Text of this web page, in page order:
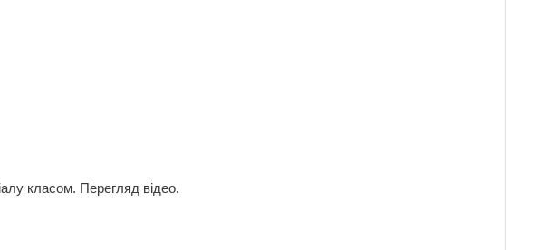
класом. Перегляд відео.